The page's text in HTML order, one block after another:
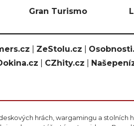
Gran Turismo
ZeStolu.cz
CZhity.cz
hrách, wargamingu a stolních